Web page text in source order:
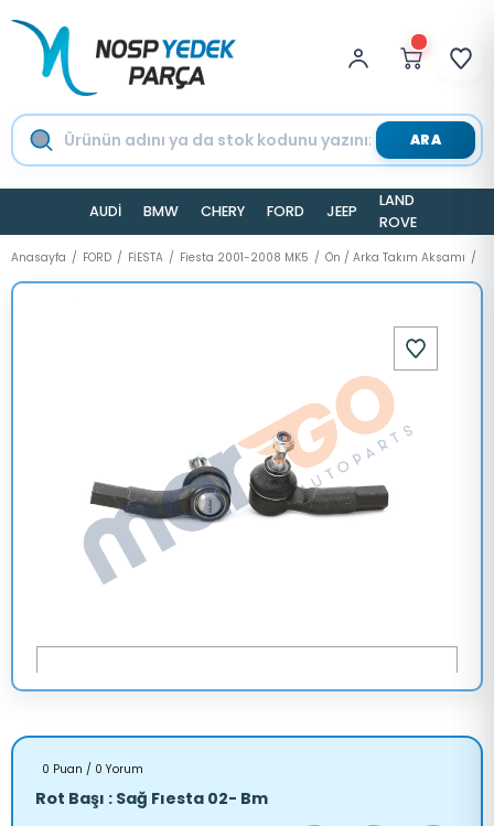
ARA
AUDİ BMW CHERY FORD JEEP
LAND
ROVER
Anasayfa FORD FİESTA Fiesta 2001-2008 MK5 Ön / Arka Takım Aksamı
0 Puan / 0 Yorum
Rot Başı : Sağ Fıesta 02- Bm